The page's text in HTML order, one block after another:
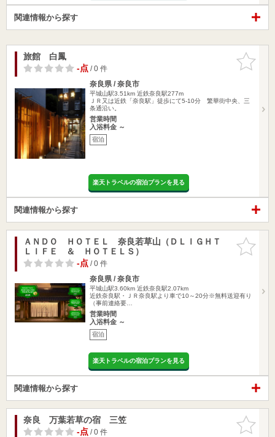
関連情報から探す
お気に入
りに追加
旅館 白鳳
-点/ 0 件
奈良県 / 奈良市
平城山駅3.51km 近鉄奈良駅277m
ＪＲ又は近鉄「奈良駅」徒歩にて5-10分 繁華街中央、三
条通沿い。
営業時間
入浴料金 ～
宿泊
楽天トラベルの宿泊プランを見る
関連情報から探す
お気に入
りに追加
ＡＮＤＯ ＨＯＴＥＬ 奈良若草山（ＤＬＩＧＨＴ
ＬＩＦＥ ＆ ＨＯＴＥＬＳ）
-点/ 0 件
奈良県 / 奈良市
平城山駅3.60km 近鉄奈良駅2.07km
近鉄奈良駅・ＪＲ奈良駅より車で10～20分※無料送迎有り
（事前連絡要…
営業時間
入浴料金 ～
宿泊
楽天トラベルの宿泊プランを見る
関連情報から探す
お気に入
りに追加
奈良 万葉若草の宿 三笠
-点/ 0 件